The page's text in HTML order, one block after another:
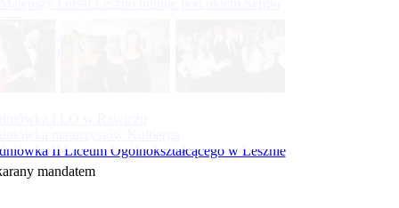
II Liceum Ogólnokształcącego w Lesznie
mandatem